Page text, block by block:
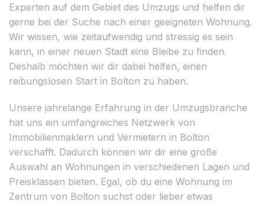
Experten auf dem Gebiet des Umzugs und helfen dir
gerne bei der Suche nach einer geeigneten Wohnung.
Wir wissen, wie zeitaufwendig und stressig es sein
kann, in einer neuen Stadt eine Bleibe zu finden.
Deshalb möchten wir dir dabei helfen, einen
reibungslosen Start in Bolton zu haben.
Unsere jahrelange Erfahrung in der Umzugsbranche
hat uns ein umfangreiches Netzwerk von
Immobilienmaklern und Vermietern in Bolton
verschafft. Dadurch können wir dir eine große
Auswahl an Wohnungen in verschiedenen Lagen und
Preisklassen bieten. Egal, ob du eine Wohnung im
Zentrum von Bolton suchst oder lieber etwas